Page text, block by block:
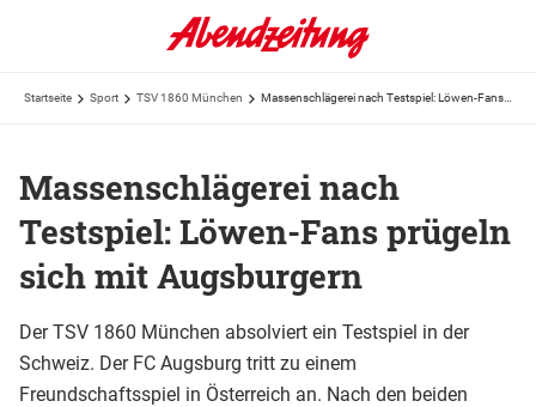
Startseite Sport TSV 1860 München
Massenschlägerei nach
Testspiel: Löwen-Fans prügeln
sich mit Augsburgern
Der TSV 1860 München absolviert ein Testspiel in der
Schweiz. Der FC Augsburg tritt zu einem
Freundschaftsspiel in Österreich an. Nach den beiden